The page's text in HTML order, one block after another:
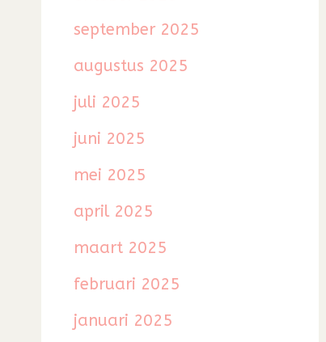
september 2025
augustus 2025
juli 2025
juni 2025
mei 2025
april 2025
maart 2025
februari 2025
januari 2025